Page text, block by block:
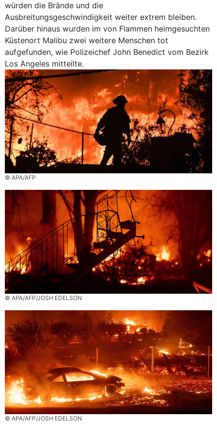
würden die Brände und die
Ausbreitungsgeschwindigkeit weiter extrem bleiben.
Darüber hinaus wurden im von Flammen heimgesuchten
Küstenort Malibu zwei weitere Menschen tot
aufgefunden, wie Polizeichef John Benedict vom Bezirk
Los Angeles mitteilte.
© APA/AFP
© APA/AFP/JOSH EDELSON
© APA/AFP/JOSH EDELSON